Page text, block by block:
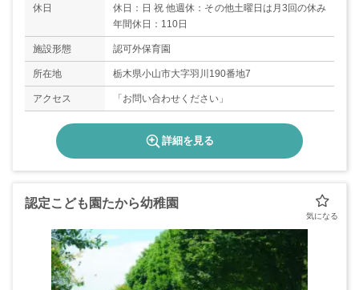
休日
休日：日 祝 他週休：その他土曜日は月3回の休み
年間休日：110日
施設形態 認可外保育園
所在地 栃木県小山市大字羽川190番地7
アクセス 「お問い合わせください」
詳細を見る
認定こども園たから幼稚園